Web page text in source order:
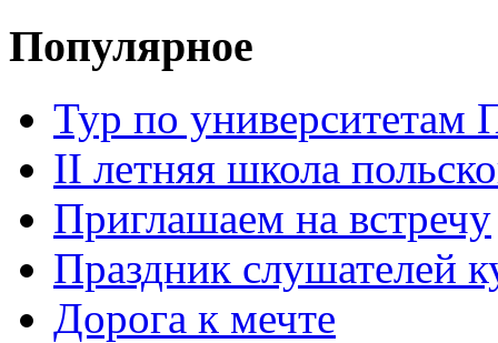
Популярное
Тур по университетам
II летняя школа
Приглашаем на встречу
Праздник слушателей
Дорога к мечте